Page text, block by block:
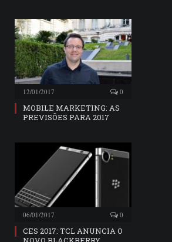
12/01/2017 0
MOBILE MARKETING: AS
PREVISÕES PARA 2017
06/01/2017 0
CES 2017: TCL ANUNCIA O